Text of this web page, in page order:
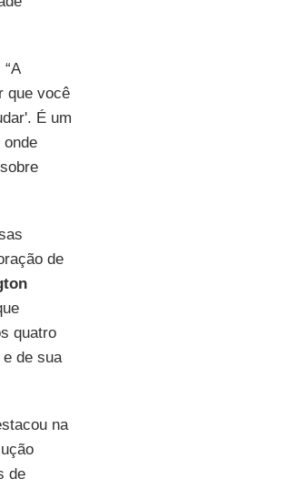
que você
É um
onde
de
quatro
de sua
na
de